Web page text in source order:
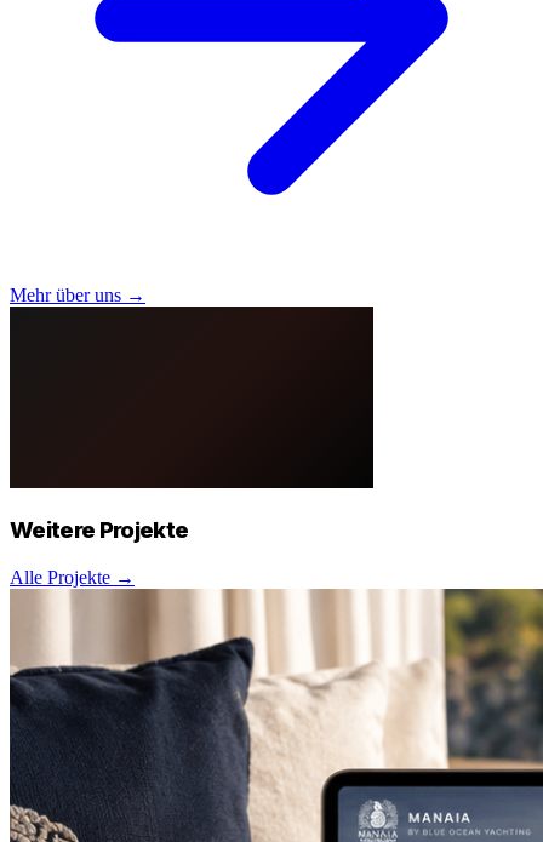
Mehr über uns →
Weitere Projekte
Alle Projekte →